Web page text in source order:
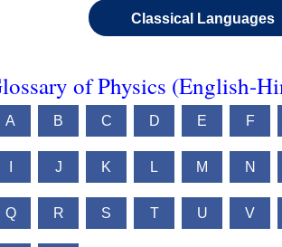
Classical Languages
of Physics (English-
A B C D E F
J K L M N
Q R S T U V